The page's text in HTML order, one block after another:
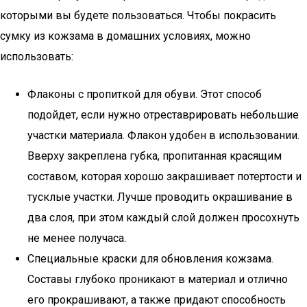
которыми вы будете пользоваться. Чтобы покрасить
сумку из кожзама в домашних условиях, можно
использовать:
Флаконы с пропиткой для обуви. Этот способ
подойдет, если нужно отреставрировать небольшие
участки материала. Флакон удобен в использовании.
Вверху закреплена губка, пропитанная красящим
составом, которая хорошо закрашивает потертости и
тусклые участки. Лучше проводить окрашивание в
два слоя, при этом каждый слой должен просохнуть
не менее получаса.
Специальные краски для обновления кожзама.
Составы глубоко проникают в материал и отлично
его прокрашивают, а также придают способность